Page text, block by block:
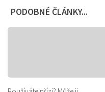
PODOBNÉ ČLÁNKY...